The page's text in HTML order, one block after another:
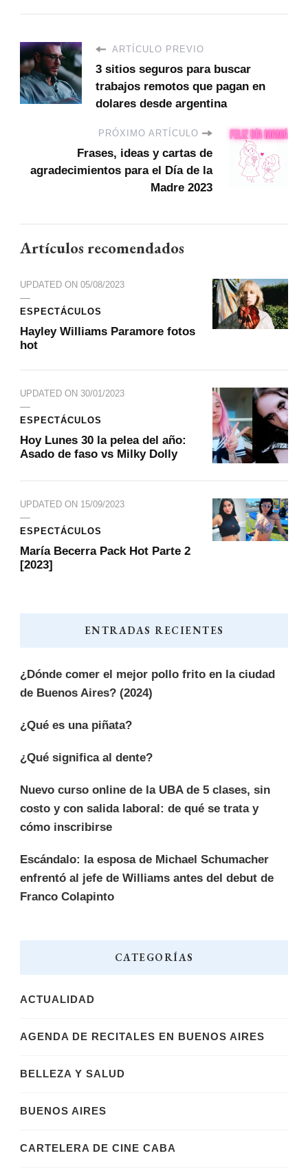
ARTÍCULO PREVIO
3 sitios seguros para buscar
trabajos remotos que pagan en
dolares desde argentina
PRÓXIMO ARTÍCULO
Frases, ideas y cartas de
agradecimientos para el Día de la
Madre 2023
Artículos recomendados
UPDATED ON 05/08/2023
ESPECTÁCULOS
Hayley Williams Paramore fotos
hot
UPDATED ON 30/01/2023
ESPECTÁCULOS
Hoy Lunes 30 la pelea del año:
Asado de faso vs Milky Dolly
UPDATED ON 15/09/2023
ESPECTÁCULOS
María Becerra Pack Hot Parte 2
[2023]
ENTRADAS RECIENTES
¿Dónde comer el mejor pollo frito en la ciudad
de Buenos Aires? (2024)
¿Qué es una piñata?
¿Qué significa al dente?
Nuevo curso online de la UBA de 5 clases, sin
costo y con salida laboral: de qué se trata y
cómo inscribirse
Escándalo: la esposa de Michael Schumacher
enfrentó al jefe de Williams antes del debut de
Franco Colapinto
CATEGORÍAS
ACTUALIDAD
AGENDA DE RECITALES EN BUENOS AIRES
BELLEZA Y SALUD
BUENOS AIRES
CARTELERA DE CINE CABA